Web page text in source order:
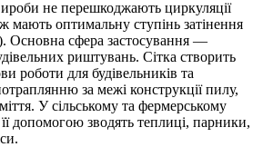
не перешкоджають циркуляції
мають оптимальну ступінь затінення
Основна сфера застосування —
риштувань. Сітка створить
роботи для будівельників та
за межі конструкції пилу,
У сільському та фермерському
її допомогою зводять теплиці, парники,